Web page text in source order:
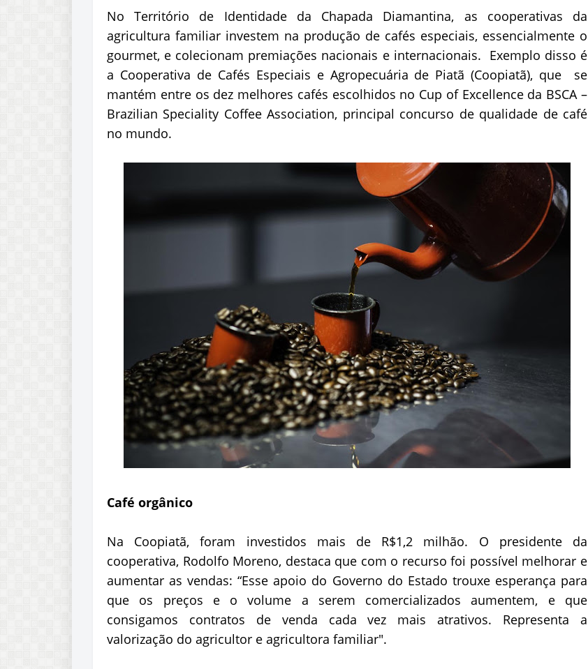
No Território de Identidade da Chapada Diamantina, as cooperativas da
agricultura familiar investem na produção de cafés especiais, essencialmente o
gourmet, e colecionam premiações nacionais e internacionais. Exemplo disso é
a Cooperativa de Cafés Especiais e Agropecuária de Piatã (Coopiatã), que se
mantém entre os dez melhores cafés escolhidos no Cup of Excellence da BSCA –
Brazilian Speciality Coffee Association, principal concurso de qualidade de café
no mundo.
Café orgânico
Na Coopiatã, foram investidos mais de R$1,2 milhão. O presidente da
cooperativa, Rodolfo Moreno, destaca que com o recurso foi possível melhorar e
aumentar as vendas: “Esse apoio do Governo do Estado trouxe esperança para
que os preços e o volume a serem comercializados aumentem, e que
consigamos contratos de venda cada vez mais atrativos. Representa a
valorização do agricultor e agricultora familiar".